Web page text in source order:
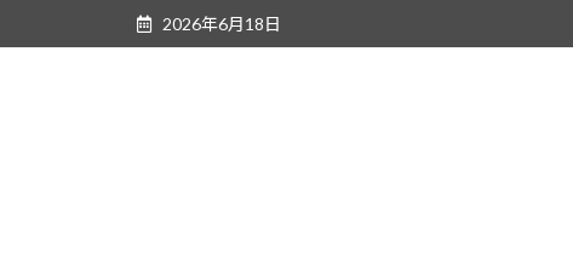
2026年6月18日